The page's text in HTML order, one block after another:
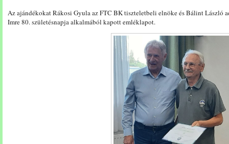
Az ajándékokat Rákosi Gyula az FTC BK tiszteletbeli elnöke és Bálint László
Imre 80. születésnapja alkalmából kapott emléklapot.